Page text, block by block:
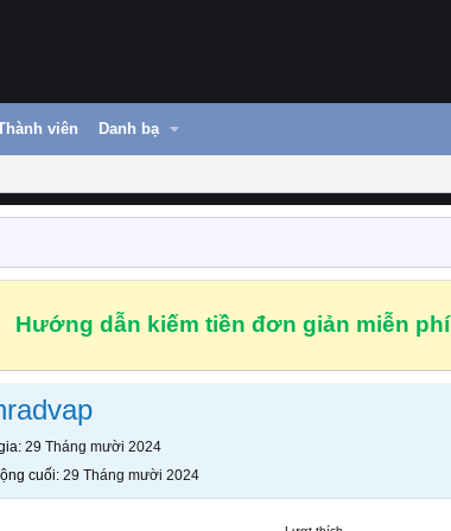
viên Danh bạ
Hướng dẫn kiếm tiền đơn giản miễn phí
29 Tháng mười 2024
cuối 29 Tháng mười 2024